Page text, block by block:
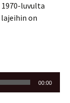
luvulta
on
00:00